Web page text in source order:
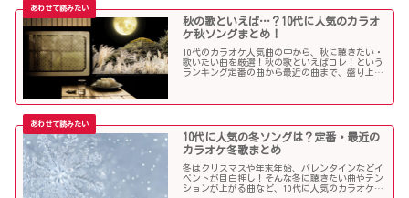
秋の歌といえば…？10代に人気のカラオ
ケ秋ソングまとめ！
10代のカラオケ人気曲の中から、秋に聴きたい・
歌いたい曲を厳選！秋の歌といえばコレ！という
ランキング定番の曲から最近の曲まで、盛り上が
10代に人気の冬ソングは？定番・最近の
カラオケ冬歌まとめ
冬はクリスマスや年末年始、バレンタインなどイ
ベントが目白押し！そんな冬に聴きたい曲やテン
ションが上がる曲など、10代に人気のカラオケソ